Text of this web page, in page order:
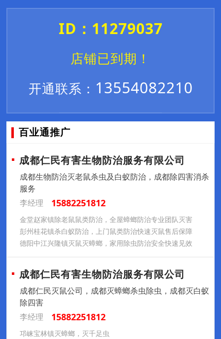
ID：11279037
店铺已到期！
开通联系： 13554082210
百业通推广
成都仁民有害生物防治服务有限公司
成都生物防治灭老鼠杀虫及白蚁防治，成都除四害消杀
服务
李经理
15882251812
金堂赵家镇除老鼠鼠类防治，全屋蟑螂防治专业团队灭害
彭州桂花镇杀白蚁防治，上门鼠类防治快速灭鼠售后保障
德阳中江兴隆镇灭鼠灭蟑螂，家用除虫防治安全快速见效
成都仁民有害生物防治服务有限公司
成都仁民灭鼠公司，成都灭蟑螂杀虫除虫，成都灭白蚁
除四害
李经理
15882251812
邛崃宝林镇灭蟑螂，灭千足虫